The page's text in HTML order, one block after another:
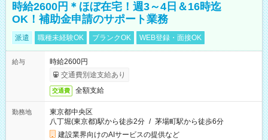
時給2600円＊ほぼ在宅！週3～4日＆16時迄
OK！補助金申請のサポート業務
派遣 職種未経験OK ブランクOK WEB登録・面接OK
給与
時給2600円
交通費別途支給あり
交通費 全額支給
勤務地
東京都中央区
八丁堀(東京都)駅から徒歩2分 / 茅場町駅から徒歩6分
建設業界向けのAIサービスの提供など